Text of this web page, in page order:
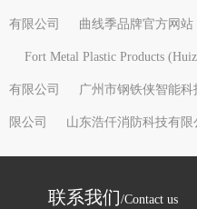
有限公司 曲线季品牌官方网站
Fort Metal Plastic Products
有限公司 广州市钢铁侠智能科
限公司 山东浩仟消防科技有限
联系我们/Contact us